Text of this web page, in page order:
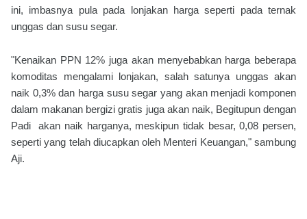
ini, imbasnya pula pada lonjakan harga seperti pada ternak
unggas dan susu segar.
"Kenaikan PPN 12% juga akan menyebabkan harga beberapa
komoditas mengalami lonjakan, salah satunya unggas akan
naik 0,3% dan harga susu segar yang akan menjadi komponen
dalam makanan bergizi gratis juga akan naik, Begitupun dengan
Padi akan naik harganya, meskipun tidak besar, 0,08 persen,
seperti yang telah diucapkan oleh Menteri Keuangan," sambung
Aji.